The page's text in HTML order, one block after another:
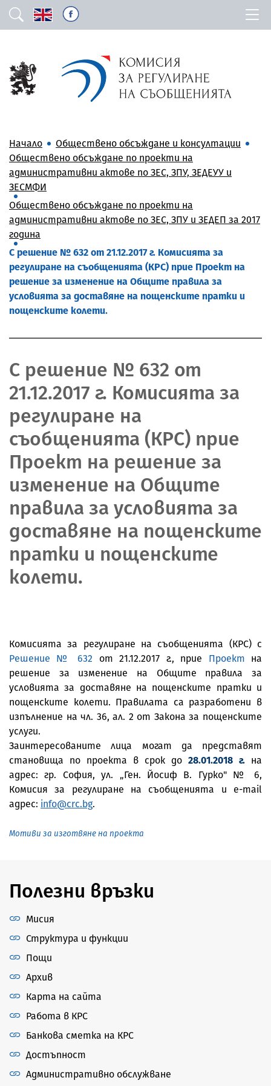
Начало
Обществено обсъждане и консултации
Обществено обсъждане по проекти на
административни актове по ЗЕС, ЗПУ, ЗЕДЕУУ и
ЗЕСМФИ
Обществено обсъждане по проекти на
административни актове по ЗЕС, ЗПУ и ЗЕДЕП за 2017
година
С решение № 632 от 21.12.2017 г. Комисията за
регулиране на съобщенията (КРС) прие Проект на
решение за изменение на Общитe правила за
условията за доставяне на пощенските пратки и
пощенските колети.
С решение № 632 от
21.12.2017 г. Комисията за
регулиране на
съобщенията (КРС) прие
Проект на решение за
изменение на Общитe
правила за условията за
доставяне на пощенските
пратки и пощенските
колети.
Комисията за регулиране на съобщенията (КРС) с
Решение № 632 от 21.12.2017 г., прие Проект на
решение за изменение на Общитe правила за
условията за доставяне на пощенските пратки и
пощенските колети. Правилата са разработени в
изпълнение на чл. 36, ал. 2 от Закона за пощенските
услуги.
Заинтересованите лица могат да представят
становища по проекта в срок до 28.01.2018 г. на
адрес: гр. София, ул. „Ген. Йосиф В. Гурко" № 6,
Комисия за регулиране на съобщенията и e-mail
адрес: info@crc.bg.
Мотиви за изготвяне на проекта
Полезни връзки
Мисия
Структура и функции
Пощи
Архив
Карта на сайта
Работа в КРС
Банкова сметка на КРС
Достъпност
Административно обслужване